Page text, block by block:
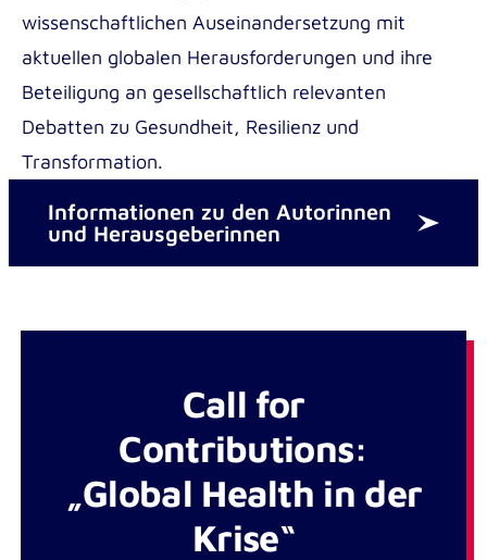
wissenschaftlichen Auseinandersetzung mit
aktuellen globalen Herausforderungen und ihre
Beteiligung an gesellschaftlich relevanten
Debatten zu Gesundheit, Resilienz und
Transformation.
Informationen zu den Autorinnen
und Herausgeberinnen
Call for
Contributions:
„Global Health in der
Krise“